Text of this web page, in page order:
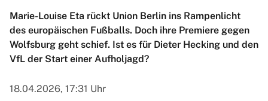
Marie-Louise Eta rückt Union Berlin ins Rampenlicht
des europäischen Fußballs. Doch ihre Premiere gegen
Wolfsburg geht schief. Ist es für Dieter Hecking und den
VfL der Start einer Aufholjagd?
18.04.2026, 17:31 Uhr